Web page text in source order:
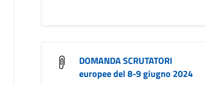
DOMANDA SCRUTATORI
europee del 8-9 giugno 2024